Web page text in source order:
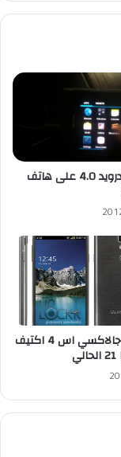
مفاجأة : اندرويد 4.0 على هاتف
سامسونج جالاكسي اس 4 اكتيف